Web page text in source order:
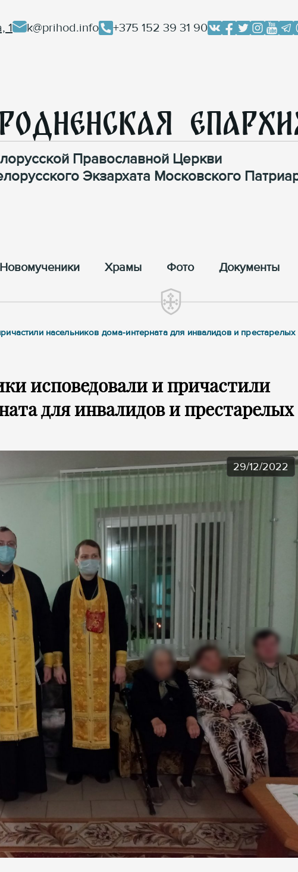
1 k@prihod.info +375 152 39 31 90
Православной Церкви
Экзархата Московского
Новомученики Храмы Фото Документы
насельников дома-интерната для инвалидов и престарелых
исповедовали и причастили
для инвалидов и престарелых
29/12/2022